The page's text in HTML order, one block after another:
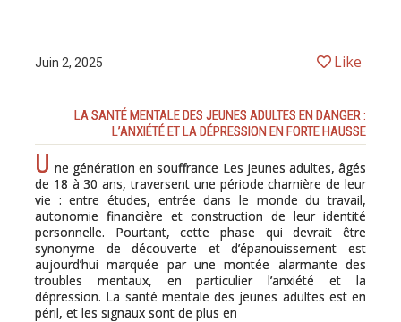
Juin 2, 2025 Like
LA SANTÉ MENTALE DES JEUNES ADULTES EN DANGER :
L’ANXIÉTÉ ET LA DÉPRESSION EN FORTE HAUSSE
U ne génération en souffrance Les jeunes adultes, âgés
de 18 à 30 ans, traversent une période charnière de leur
vie : entre études, entrée dans le monde du travail,
autonomie financière et construction de leur identité
personnelle. Pourtant, cette phase qui devrait être
synonyme de découverte et d’épanouissement est
aujourd’hui marquée par une montée alarmante des
troubles mentaux, en particulier l’anxiété et la
dépression. La santé mentale des jeunes adultes est en
péril, et les signaux sont de plus en